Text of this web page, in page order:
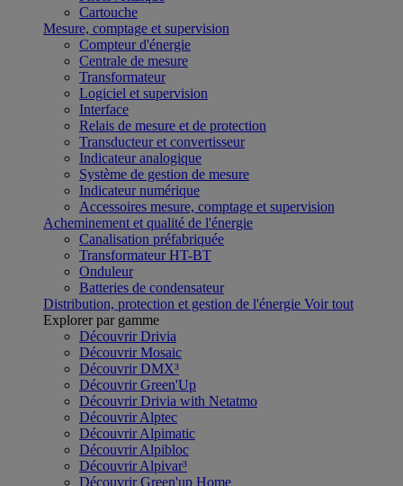
Cartouche
Mesure, comptage et supervision
Compteur d'énergie
Centrale de mesure
Transformateur
Logiciel et supervision
Interface
Relais de mesure et de protection
Transducteur et convertisseur
Indicateur analogique
Système de gestion de mesure
Indicateur numérique
Accessoires mesure, comptage et supervision
Acheminement et qualité de l'énergie
Canalisation préfabriquée
Transformateur HT-BT
Onduleur
Batteries de condensateur
Distribution, protection et gestion de l'énergie Voir tout
Explorer par gamme
Découvrir Drivia
Découvrir Mosaic
Découvrir DMX³
Découvrir Green'Up
Découvrir Drivia with Netatmo
Découvrir Alptec
Découvrir Alpimatic
Découvrir Alpibloc
Découvrir Alpivar³
Découvrir Green'up Home